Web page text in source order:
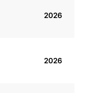
2026
2026